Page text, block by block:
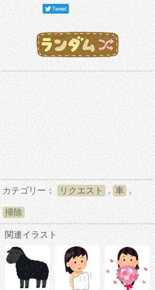
カテゴリー： リクエスト , 車 ,
掃除
関連イラスト